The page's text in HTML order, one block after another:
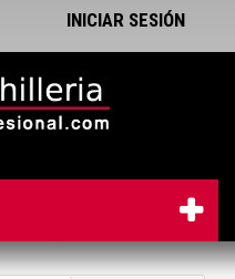
INICIAR SESIÓN